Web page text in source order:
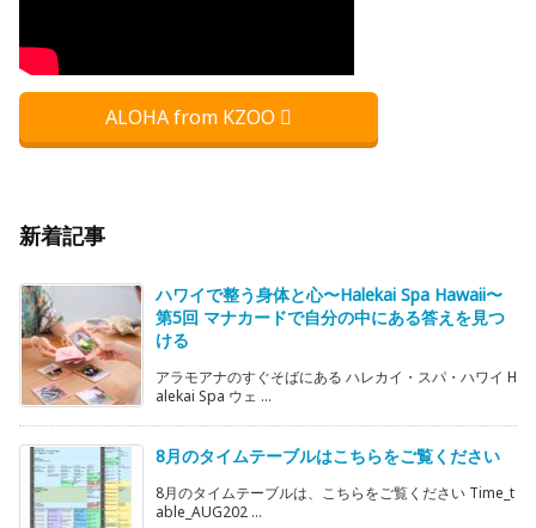
ALOHA from KZOO
新着記事
ハワイで整う身体と心〜Halekai Spa Hawaii〜
第5回 マナカードで自分の中にある答えを見つ
ける
アラモアナのすぐそばにある ハレカイ・スパ・ハワイ H
alekai Spa ウェ ...
8月のタイムテーブルはこちらをご覧ください
8月のタイムテーブルは、こちらをご覧ください Time_t
able_AUG202 ...